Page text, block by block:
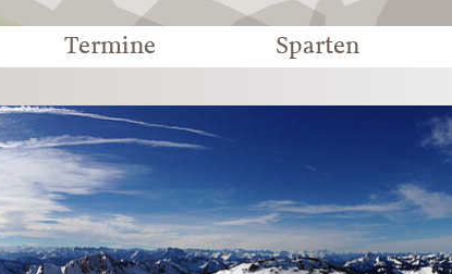
Termine Sparten